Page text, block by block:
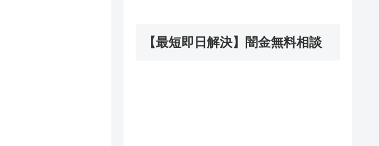
【最短即日解決】闇金無料相談